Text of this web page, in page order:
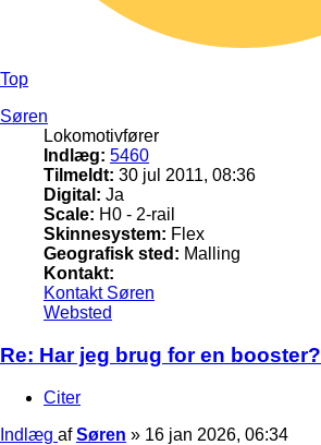
Top
Søren
Lokomotivfører
Indlæg: 5460
Tilmeldt: 30 jul 2011, 08:36
Digital: Ja
Scale: H0 - 2-rail
Skinnesystem: Flex
Geografisk sted: Malling
Kontakt:
Kontakt Søren
Websted
Re: Har jeg brug for en booster?
Citer
Indlæg afSøren » 16 jan 2026, 06:34